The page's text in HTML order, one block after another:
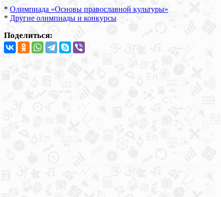
* Олимпиада «Основы православной культуры»
* Другие олимпиады и конкурсы
Поделиться: